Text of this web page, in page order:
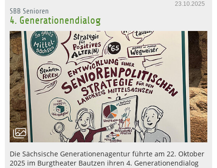
23.10.2025
SBB Senioren
4. Generationendialog
Die Sächsische Generationenagentur führte am 22. Oktober
2025 im Burgtheater Bautzen ihren 4. Generationendialog